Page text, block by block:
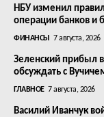
НБУ изменил
операции банков и
ФИНАНСЫ 7 августа, 2026
Зеленский прибыл
обсуждать с
ГЛАВНОЕ 7 августа, 2026
Василий Иванчук